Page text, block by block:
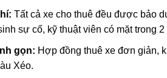
Tất cả xe cho thuê đều được bảo
sự cố, kỹ thuật viên có mặt trong
gọn: Hợp đồng thuê xe đơn giản,
Xéo.